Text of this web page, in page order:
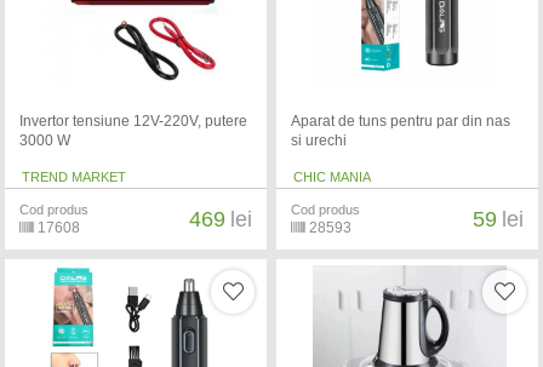
Invertor tensiune 12V-220V, putere
3000 W
TREND MARKET
Cod produs
17608 469 lei
Aparat de tuns pentru par din nas
si urechi
CHIC MANIA
Cod produs
28593 59 lei